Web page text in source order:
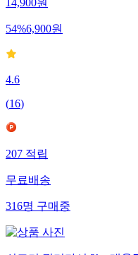
14,900원
54%6,900원
4.6
(16)
207적립
무료배송
316명구매중